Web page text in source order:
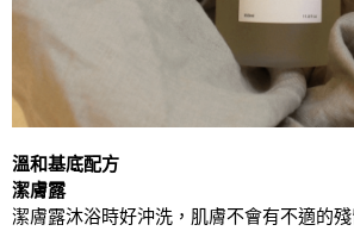
溫和基底配方
潔膚露
潔膚露沐浴時好沖洗，肌膚不會有不適的